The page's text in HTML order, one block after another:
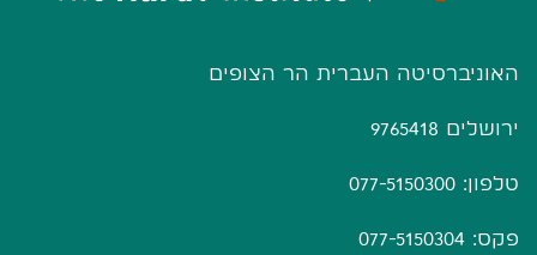
האוניברסיטה העברית הר הצופים
ירושלים 9765418
טלפון: 077-5150300
פקס: 077-5150304